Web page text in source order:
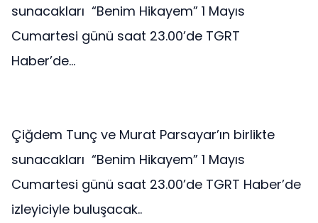
sunacakları “Benim Hikayem” 1 Mayıs
Cumartesi günü saat 23.00’de TGRT
Haber’de...
Çiğdem Tunç ve Murat Parsayar’ın birlikte
sunacakları “Benim Hikayem” 1 Mayıs
Cumartesi günü saat 23.00’de TGRT Haber’de
izleyiciyle buluşacak..